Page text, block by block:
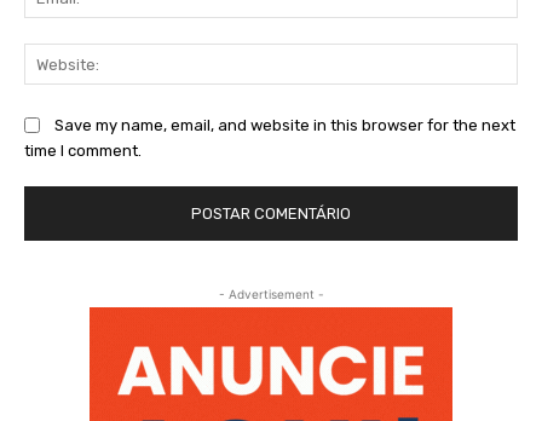
Save my name, email, and website in this browser for the next
time I comment.
- Advertisement -